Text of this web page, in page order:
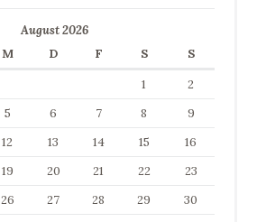
August 2026
M D F S
S
1
2
5 6 7 8
9
12 13 14 15
16
19 20 21 22
23
26 27 28 29
30